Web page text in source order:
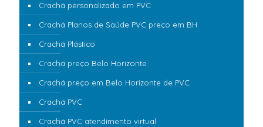
Crachá personalizado em PVC
Crachá Planos de Saúde PVC preço em BH
Crachá Plástico
Crachá preço Belo Horizonte
Crachá preço em Belo Horizonte de PVC
Crachá PVC
Crachá PVC atendimento virtual